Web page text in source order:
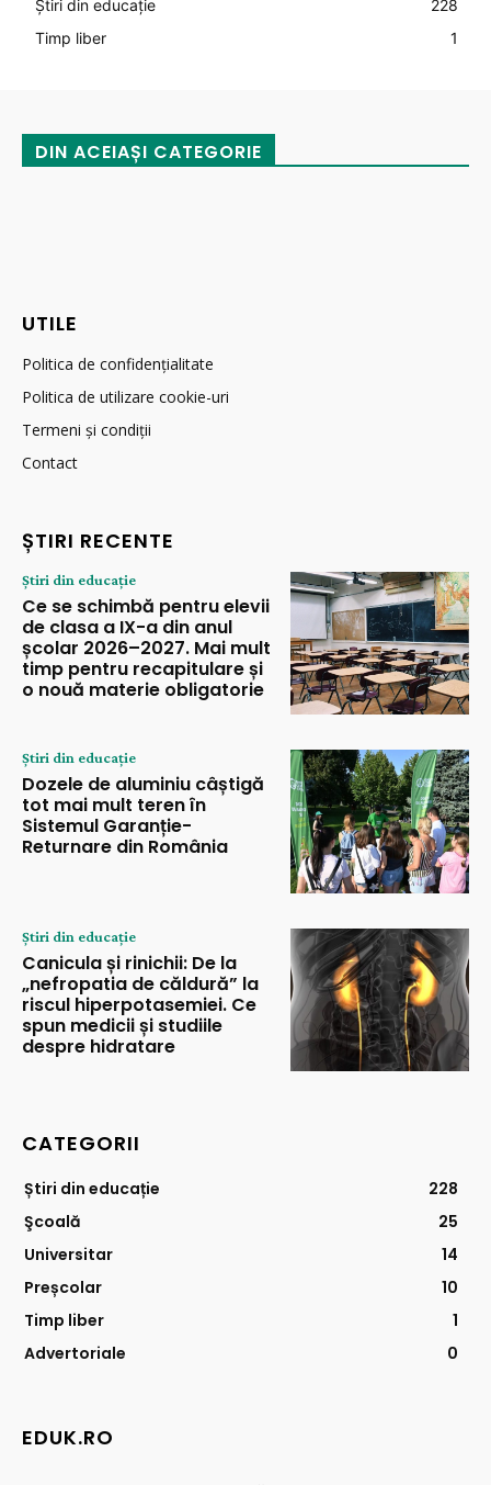
Știri din educație
228
Timp liber
1
DIN ACEIAȘI CATEGORIE
UTILE
Politica de confidențialitate
Politica de utilizare cookie-uri
Termeni și condiții
Contact
ȘTIRI RECENTE
Știri din educație
Ce se schimbă pentru elevii
de clasa a IX-a din anul
școlar 2026–2027. Mai mult
timp pentru recapitulare și
o nouă materie obligatorie
Știri din educație
Dozele de aluminiu câștigă
tot mai mult teren în
Sistemul Garanție-
Returnare din România
Știri din educație
Canicula și rinichii: De la
„nefropatia de căldură” la
riscul hiperpotasemiei. Ce
spun medicii și studiile
despre hidratare
CATEGORII
Știri din educație
228
Şcoală
25
Universitar
14
Preșcolar
10
Timp liber
1
Advertoriale
0
EDUK.RO